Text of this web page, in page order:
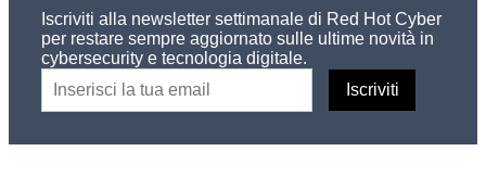
Iscriviti alla newsletter settimanale di Red Hot Cyber
per restare sempre aggiornato sulle ultime novità in
cybersecurity e tecnologia digitale.